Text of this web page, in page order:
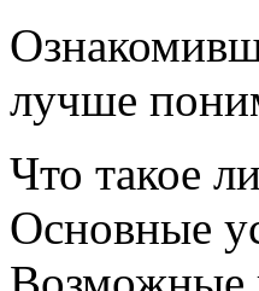
лучше
Что такое
Основные